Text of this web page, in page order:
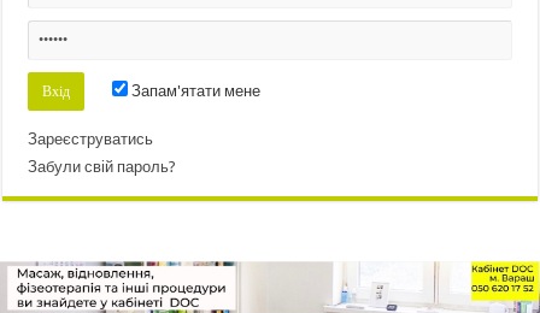
Запам'ятати мене
Зареєструватись
Забули свій пароль?